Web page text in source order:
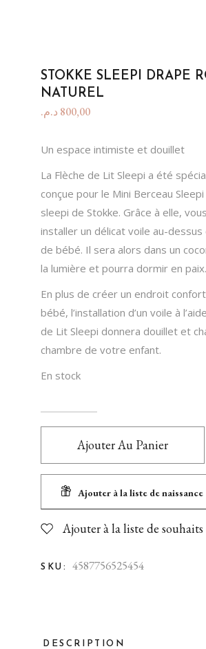
STOKKE SLEEPI DRAPE
NATUREL
800,00 د.م.
Un espace intimiste et douillet
La Flèche de Lit Sleepi a été
conçue pour le Mini Berceau
sleepi de Stokke. Grâce à elle,
installer un délicat voile au-dessus
de bébé. Il sera alors dans un
la lumière et pourra dormir en paix.
En plus de créer un endroit
bébé, l’installation d’un voile à
de Lit Sleepi donnera douillet et
chambre de votre enfant.
En stock
Ajouter Au Panier
Ajouter à la liste de naissance
Ajouter à la liste de souhaits
SKU: 4587756525454
DESCRIPTION